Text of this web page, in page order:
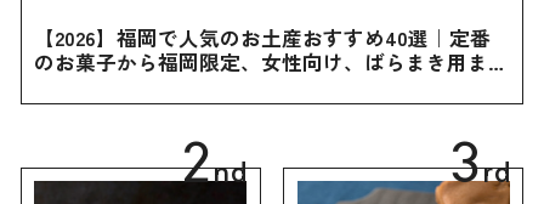
【2026】福岡で人気のお土産おすすめ40選｜定番
のお菓子から福岡限定、女性向け、ばらまき用まで
2nd 3rd